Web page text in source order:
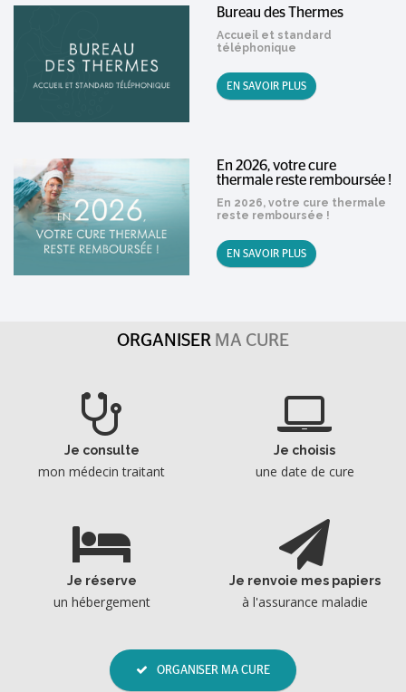
Bureau des Thermes
Accueil et standard
téléphonique
EN SAVOIR PLUS
En 2026, votre cure
thermale reste remboursée !
En 2026, votre cure thermale
reste remboursée !
EN SAVOIR PLUS
ORGANISER MA CURE
Je consulte
mon médecin traitant
Je choisis
une date de cure
Je réserve
un hébergement
Je renvoie mes papiers
à l'assurance maladie
ORGANISER MA CURE